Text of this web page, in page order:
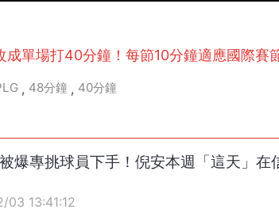
成單場打40分鐘！每節10分鐘適應國際賽
, 48分鐘 , 40分鐘
爆專挑球員下手！倪安本週「這天」
03 13:41:12